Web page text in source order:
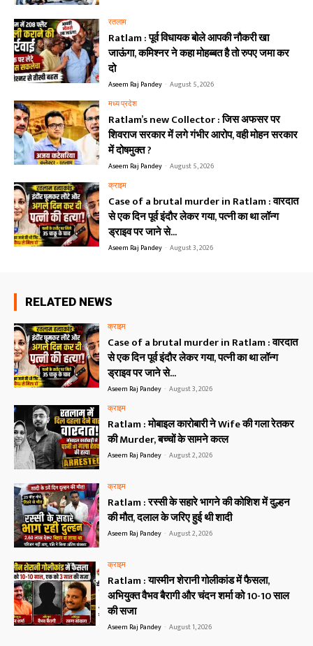
रतलाम
Ratlam : पूर्व विधायक बोले आपकी नौकरी खा
जाऊंगा, कमिश्नर ने कहा मोहब्बत है तो रुपए जमा कर
दो
Aseem Raj Pandey - August 5, 2026
मध्य प्रदेश
Ratlam’s new Collector : जिस अफसर पर
शिवराज सरकार में लगे गंभीर आरोप, वही मोहन सरकार
में दोषमुक्त ?
Aseem Raj Pandey - August 5, 2026
क्राइम
Case of a brutal murder in Ratlam : वारदात
से एक दिन पूर्व इंदौर लेकर गया, पत्नी का था लॉन्ग
ड्राइव पर जाने से...
Aseem Raj Pandey - August 3, 2026
RELATED NEWS
क्राइम
Case of a brutal murder in Ratlam : वारदात
से एक दिन पूर्व इंदौर लेकर गया, पत्नी का था लॉन्ग
ड्राइव पर जाने से...
Aseem Raj Pandey - August 3, 2026
क्राइम
Ratlam : मोबाइल कारोबारी ने Wife की गला रेतकर
की Murder, बच्चों के सामने कत्ल
Aseem Raj Pandey - August 2, 2026
क्राइम
Ratlam : रस्सी के सहारे भागने की कोशिश में दुल्हन
की मौत, दलाल के जरिए हुई थी शादी
Aseem Raj Pandey - August 2, 2026
क्राइम
Ratlam : यास्मीन शेरानी गोलीकांड में फैसला,
अभियुक्त वैभव बैरागी और चंदन शर्मा को 10-10 साल
की सजा
Aseem Raj Pandey - August 1, 2026